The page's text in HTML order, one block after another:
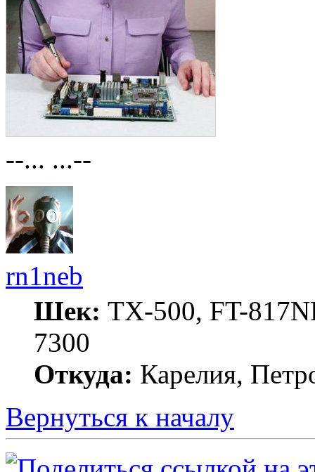
--... ...--
rn1neb
Шек: TX-500, FT-
7300
Откуда: Карелия,
Вернуться к началу